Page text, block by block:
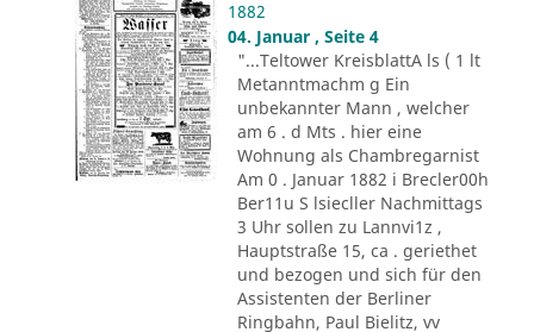
1882
04. Januar , Seite 4
"...Teltower KreisblattA ls ( 1 lt
Metanntmachm g Ein
unbekannter Mann , welcher
am 6 . d Mts . hier eine
Wohnung als Chambregarnist
Am 0 . Januar 1882 i Brecler00h
Ber11u S lsiecller Nachmittags
3 Uhr sollen zu Lannvi1z ,
Hauptstraße 15, ca . geriethet
und bezogen und sich für den
Assistenten der Berliner
Ringbahn, Paul Bielitz, vv